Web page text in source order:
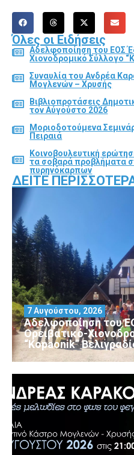
Όλες οι Ειδήσεις
Αδελφοποίηση του ΕΟΣ
Χιονοδρομικό Σύλλογο
Συναυλία του Ανδρέα
Μογλενών – Χρυσής
Βιβλιοπροτάσεις
τον Αύγούστο 2026
Μοριοδοτούμενα
Πειραιά
Κοινοβουλευτική
τα σοβαρά προβλήματα
πυρηνόκαρπων
ΔΕΊΤΕ
Αδελφοποίηση του
Ορειβατικό-
“Kopaonik”
7 Αυγούστου, 2026